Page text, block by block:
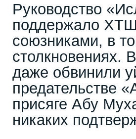
Руководство
поддержало
союзниками, в
столкновениях.
даже обвинили
предательстве
присяге Абу
никаких